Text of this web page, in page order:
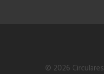
© 2026 Circulares